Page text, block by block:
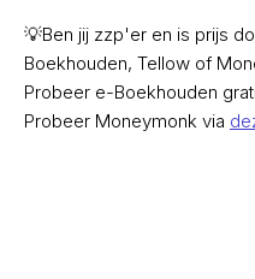
💡Ben jij zzp'er en is prijs
Boekhouden, Tellow of
Probeer e-Boekhouden
Probeer Moneymonk via